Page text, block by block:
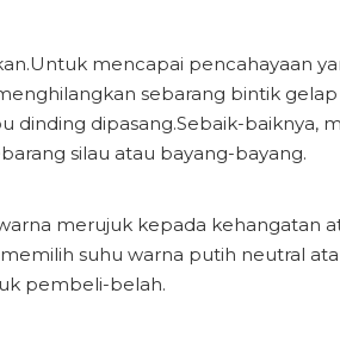
mencapai pencahayaan
sebarang bintik
dipasang.Sebaik-baiknya,
silau atau bayang-bayang.
merujuk kepada kehangatan
suhu warna putih neutral
pembeli-belah.